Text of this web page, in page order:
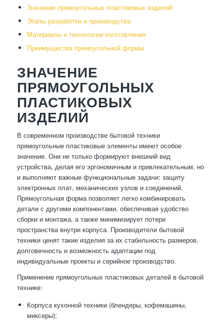
Значение прямоугольных пластиковых изделий
Этапы разработки и производства
Материалы и технологии изготовления
Преимущества прямоугольной формы
ЗНАЧЕНИЕ
ПРЯМОУГОЛЬНЫХ
ПЛАСТИКОВЫХ
ИЗДЕЛИЙ
В современном производстве бытовой техники
прямоугольные пластиковые элементы имеют особое
значение. Они не только формируют внешний вид
устройства, делая его эргономичным и привлекательным, но
и выполняют важные функциональные задачи: защиту
электронных плат, механических узлов и соединений.
Прямоугольная форма позволяет легко комбинировать
детали с другими компонентами, обеспечивая удобство
сборки и монтажа, а также минимизирует потери
пространства внутри корпуса. Производители бытовой
техники ценят такие изделия за их стабильность размеров,
долговечность и возможность адаптации под
индивидуальные проекты и серийное производство.
Применение прямоугольных пластиковых деталей в бытовой
технике:
Корпуса кухонной техники (блендеры, кофемашины,
миксеры);